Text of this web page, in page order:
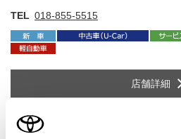
TEL 018-855-5515
店舗詳細
追分店